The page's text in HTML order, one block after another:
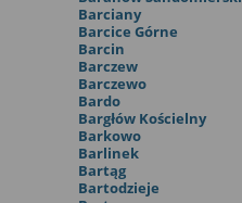
Barciany
Barcice Górne
Barcin
Barczew
Barczewo
Bardo
Bargłów Kościelny
Barkowo
Barlinek
Bartąg
Bartodzieje